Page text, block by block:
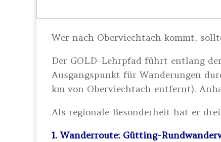
Wer nach Oberviechtach kommt,
Der GOLD-Lehrpfad führt entlang
Ausgangspunkt für Wanderungen
km von Oberviechtach entfernt).
Als regionale Besonderheit hat er
1. Wanderroute: Gütting-